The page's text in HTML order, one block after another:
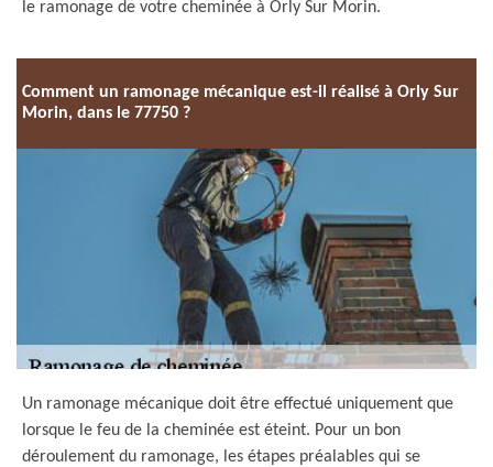
le ramonage de votre cheminée à Orly Sur Morin.
Comment un ramonage mécanique est-il réalisé à Orly Sur
Morin, dans le 77750 ?
Un ramonage mécanique doit être effectué uniquement que
lorsque le feu de la cheminée est éteint. Pour un bon
déroulement du ramonage, les étapes préalables qui se